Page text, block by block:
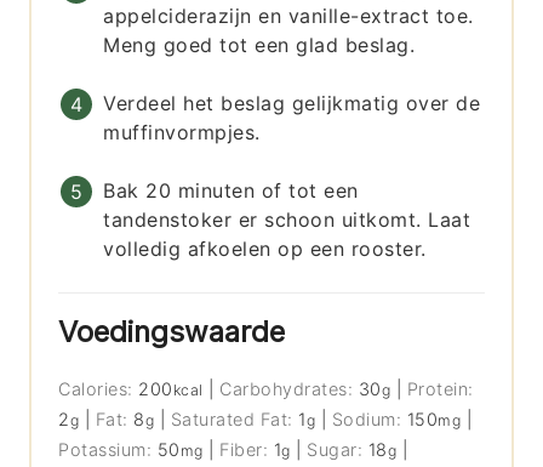
appelciderazijn en vanille-extract toe.
Meng goed tot een glad beslag.
Verdeel het beslag gelijkmatig over de
muffinvormpjes.
Bak 20 minuten of tot een
tandenstoker er schoon uitkomt. Laat
volledig afkoelen op een rooster.
Voedingswaarde
Calories: 200 kcal Carbohydrates: 30g
Protein:
2g Fat: 8g Saturated Fat: 1g Sodium: 150mg
Potassium: 50 mg Fiber: 1g Sugar: 18g